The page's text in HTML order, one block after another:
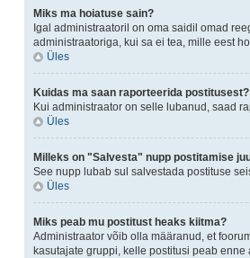
Miks ma hoiatuse sain?
Igal administraatoril on oma saidil omad
administraatoriga, kui sa ei tea, mille eest
Üles
Kuidas ma saan raporteerida postitusest?
Kui administraator on selle lubanud, saad
Üles
Milleks on "Salvesta" nupp postitamise
See nupp lubab sul salvestada postituse
Üles
Miks peab mu postitust heaks kiitma?
Administraator võib olla määranud, et
kasutajate gruppi, kelle postitusi peab